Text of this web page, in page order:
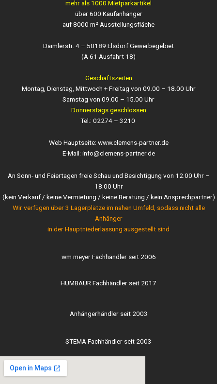
mehr als 1000 Mietparkartikel
über 600 Kaufanhänger
auf 8000 m² Ausstellungsfläche
Daimlerstr. 4 – 50189 Elsdorf Gewerbegebiet
(A 61 Ausfahrt 18)
Geschäftszeiten
Montag, Dienstag, Mittwoch + Freitag von 09.00 – 18.00 Uhr
Samstag von 09.00 – 15.00 Uhr
Donnerstags geschlossen
Tel.: 02274 – 3210
Web Hauptseite: www.clemens-partner.de
E-Mail: info@clemens-partner.de
An Sonn- und Feiertagen freie Schau und Besichtigung von 12.00 Uhr –
18.00 Uhr
(kein Verkauf / keine Vermietung / keine Beratung / kein Ansprechpartner)
Wir verfügen über 3 Lagerplätze im nahen Umfeld, sodass nicht alle
Anhänger
in der Hauptniederlassung ausgestellt sind
wm meyer Fachhändler seit 2006
HUMBAUR Fachhändler seit 2017
Anhängerhändler seit 2003
STEMA Fachhändler seit 2003